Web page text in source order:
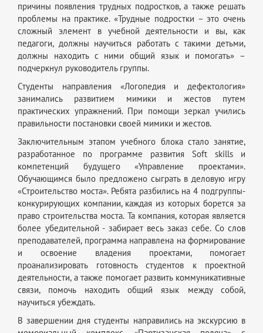
причины появления трудных подростков, а также решать
проблемы на практике. «Трудные подростки – это очень
сложный элемент в учебной деятельности и вы, как
педагоги, должны научиться работать с такими детьми,
должны находить с ними общий язык и помогать» –
подчеркнул руководитель группы.
Студенты направления «Логопедия и дефектология»
занимались развитием мимики и жестов путем
практических упражнений. При помощи зеркал учились
правильности постановки своей мимики и жестов.
Заключительным этапом учебного блока стало занятие,
разработанное по программе развития Soft skills и
компетенций будущего «Управление проектами».
Обучающимся было предложено сыграть в деловую игру
«Строительство моста». Ребята разбились на 4 подгруппы-
конкурирующих компании, каждая из которых борется за
право строительства моста. Та компания, которая является
более убедительной - забирает весь заказ себе. Со слов
преподавателей, программа направлена на формирование
и освоение владения проектами, помогает
проанализировать готовность студентов к проектной
деятельности, а также помогает развить коммуникативные
связи, помочь находить общий язык между собой,
научиться убеждать.
В завершении дня студенты направились на экскурсию в